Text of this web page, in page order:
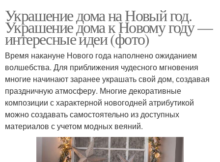
Украшение дома на Новый год.
Украшение дома к Новому году —
интересные идеи (фото)
Время накануне Нового года наполнено ожиданием
волшебства. Для приближения чудесного мгновения
многие начинают заранее украшать свой дом, создавая
праздничную атмосферу. Многие декоративные
композиции с характерной новогодней атрибутикой
можно создавать самостоятельно из доступных
материалов с учетом модных веяний.